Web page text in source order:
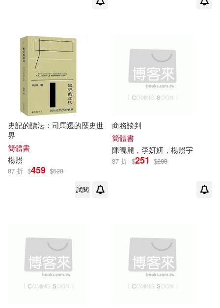
海明威(2)
藍博洲(2)
阿嘉莎．克莉絲蒂(2)
黃崇凱(2)
Yang Mu (楊牧)(1)
主編范偉偉，楊照渠（主編）(1)
何榮幸、吳錦勳、楊照、詹偉雄(1)
本事出版社(7)
國防工業出版社(5)
生活‧讀書‧新知三聯書店(5)
時報出版(4)
本事文化(4)
中國人口出版社(3)
北京體育大學出版社(3)
大展(3) 聯經出版公司(3)
可海外宅配(250)
可港澳店取(249)
可新加坡店取(249)
可菲律賓店取(249)
其他 (可複選)
史記的讀法：司馬遷的歷史世
界
簡體書
楊照
87 折 $459 $528
試閱
商務談判
簡體書
陳曉麗，李妍妍， 楊照宇
87 折 $251 $288